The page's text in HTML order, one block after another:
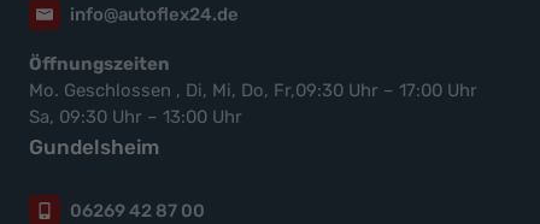
info@autoflex24.de
Öffnungszeiten
Mo. Geschlossen , Di, Mi, Do, Fr,09:30 Uhr – 17:00 Uhr
Sa, 09:30 Uhr – 13:00 Uhr
Gundelsheim
06269 42 87 00